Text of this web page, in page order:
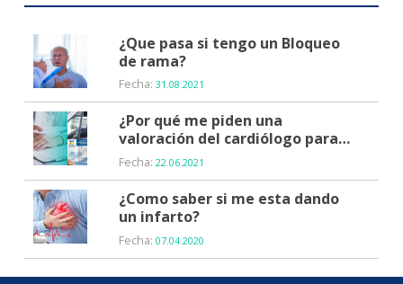
¿Que pasa si tengo un Bloqueo
de rama?
Fecha:31.08.2021
¿Por qué me piden una
valoración del cardiólogo para
poder obtener la licencia de
Fecha:22.06.2021
¿Como saber si me esta dando
un infarto?
Fecha:07.04.2020